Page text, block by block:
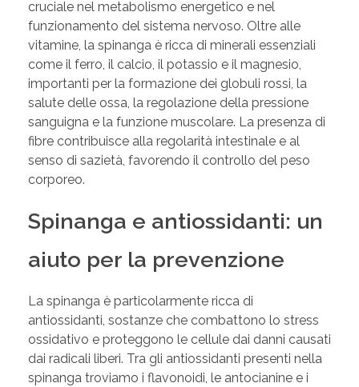
cruciale nel metabolismo energetico e nel
funzionamento del sistema nervoso. Oltre alle
vitamine, la spinanga è ricca di minerali essenziali
come il ferro, il calcio, il potassio e il magnesio,
importanti per la formazione dei globuli rossi, la
salute delle ossa, la regolazione della pressione
sanguigna e la funzione muscolare. La presenza di
fibre contribuisce alla regolarità intestinale e al
senso di sazietà, favorendo il controllo del peso
corporeo.
Spinanga e antiossidanti: un
aiuto per la prevenzione
La spinanga è particolarmente ricca di
antiossidanti, sostanze che combattono lo stress
ossidativo e proteggono le cellule dai danni causati
dai radicali liberi. Tra gli antiossidanti presenti nella
spinanga troviamo i flavonoidi, le antocianine e i